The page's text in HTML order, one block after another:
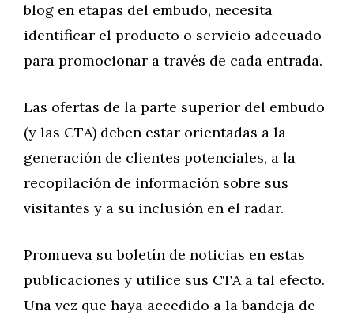
blog en etapas del embudo, necesita
identificar el producto o servicio adecuado
para promocionar a través de cada entrada.
Las ofertas de la parte superior del embudo
(y las CTA) deben estar orientadas a la
generación de clientes potenciales, a la
recopilación de información sobre sus
visitantes y a su inclusión en el radar.
Promueva su boletín de noticias en estas
publicaciones y utilice sus CTA a tal efecto.
Una vez que haya accedido a la bandeja de